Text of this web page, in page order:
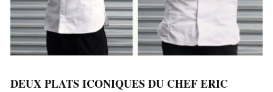
DEUX PLATS ICONIQUES DU CHEF ERIC